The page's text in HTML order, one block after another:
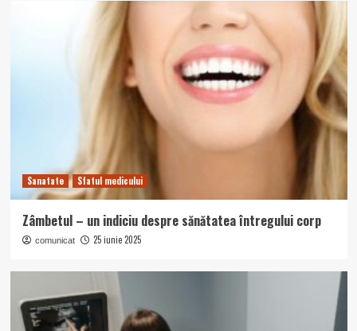
Sanatate Sfatul medicului
Zâmbetul – un indiciu despre sănătatea întregului corp
comunicat 25 iunie 2025